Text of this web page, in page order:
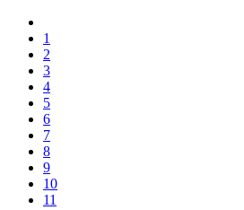
1
2
3
4
5
6
7
8
9
10
11